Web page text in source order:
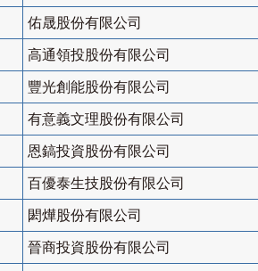
佑晟股份有限公司
高通領投股份有限公司
豐光創能股份有限公司
有意義文理股份有限公司
恩鎬投資股份有限公司
百優泰生技股份有限公司
閎燁股份有限公司
晉商投資股份有限公司